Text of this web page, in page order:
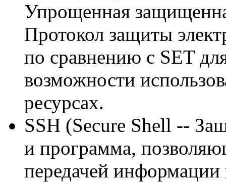
Упрощенная
Протокол защиты
по сравнению с SET
возможности
ресурсах.
SSH (Secure Shell --
и программа,
передачей